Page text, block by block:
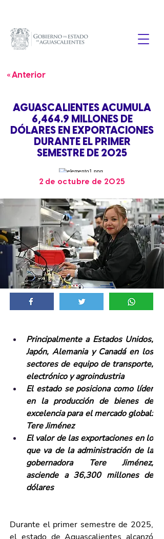
« Anterior
AGUASCALIENTES ACUMULA
6,464.9 MILLONES DE
DÓLARES EN EXPORTACIONES
DURANTE EL PRIMER
SEMESTRE DE 2025
2 de octubre de 2025
Principalmente a Estados Unidos,
Japón, Alemania y Canadá en los
sectores de equipo de transporte,
electrónico y agroindustria
El estado se posiciona como líder
en la producción de bienes de
excelencia para el mercado global:
Tere Jiménez
El valor de las exportaciones en lo
que va de la administración de la
gobernadora Tere Jiménez,
asciende a 36,300 millones de
dólares
Durante el primer semestre de 2025,